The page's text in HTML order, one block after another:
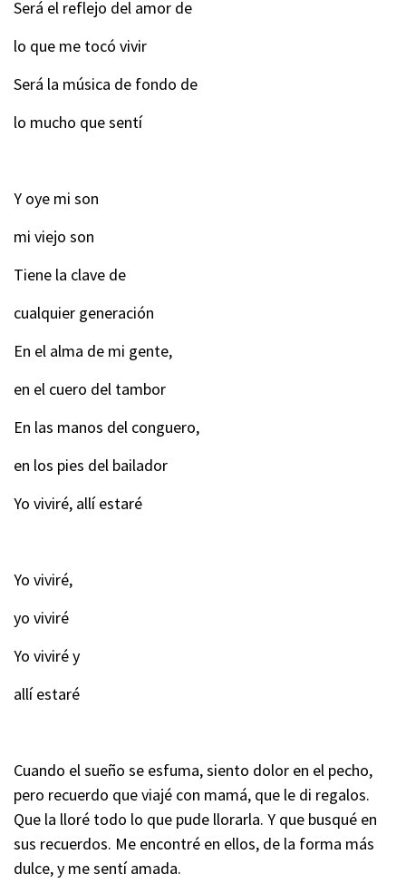
Será el reflejo del amor de
lo que me tocó vivir
Será la música de fondo de
lo mucho que sentí
Y oye mi son
mi viejo son
Tiene la clave de
cualquier generación
En el alma de mi gente,
en el cuero del tambor
En las manos del conguero,
en los pies del bailador
Yo viviré, allí estaré
Yo viviré,
yo viviré
Yo viviré y
allí estaré
Cuando el sueño se esfuma, siento dolor en el pecho,
pero recuerdo que viajé con mamá, que le di regalos.
Que la lloré todo lo que pude llorarla. Y que busqué en
sus recuerdos. Me encontré en ellos, de la forma más
dulce, y me sentí amada.